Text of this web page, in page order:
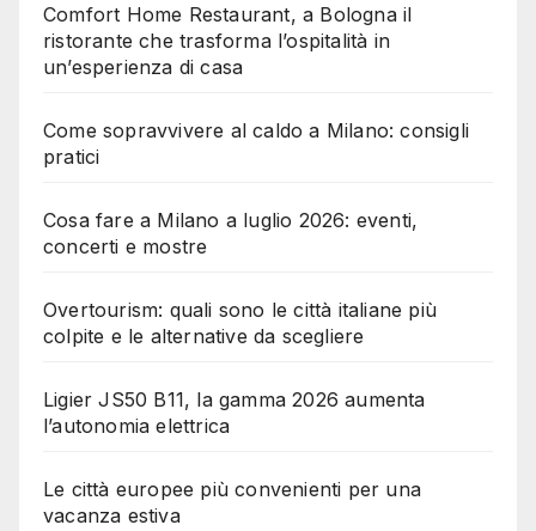
Comfort Home Restaurant, a Bologna il
ristorante che trasforma l’ospitalità in
un’esperienza di casa
Come sopravvivere al caldo a Milano: consigli
pratici
Cosa fare a Milano a luglio 2026: eventi,
concerti e mostre
Overtourism: quali sono le città italiane più
colpite e le alternative da scegliere
Ligier JS50 B11, la gamma 2026 aumenta
l’autonomia elettrica
Le città europee più convenienti per una
vacanza estiva